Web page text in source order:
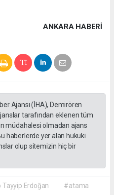
ANKARA HABERİ
Ajansı (İHA), Demirören
tarafından eklenen tüm
müdahalesi olmadan ajans
haberlerde yer alan hukuki
olup sitemizin hiç bir
Tayyip Erdoğan #atama